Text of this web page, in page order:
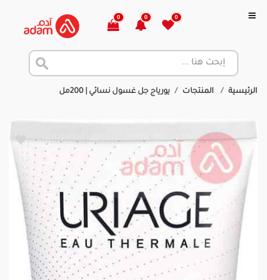
0
0
0
الرئيسية المنتجات يورياج جل غسول نسائي | 200مل